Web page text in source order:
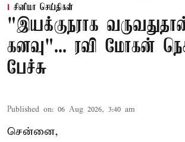
சினிமா செய்திகள்
"இயக்குநராக
கனவு"... ரவி மோகன்
பேச்சு
Published on: 06 Aug 2026, 3:40 am
சென்னை,